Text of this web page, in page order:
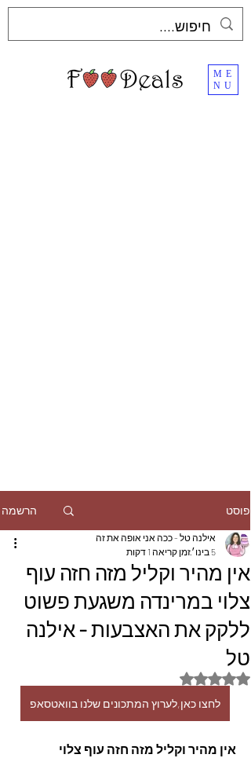
ME
NU
פוסט הרשמה
אין מהיר וקליל מזה חזה עוף
צלוי במרינדה משגעת פשוט
ללקק את האצבעות - אילנה
טל
אילנה טל - ככה אני אופה את זה
5 בינו׳
זמן קריאה 1 דקות
דירוג של NaN מתוך 5 כוכבים
לחצו כאן,לערוץ המתכונים שלנו בוואטסאפ
אין מהיר וקליל מזה חזה עוף צלוי